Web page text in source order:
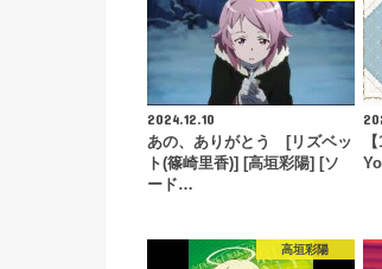
2024.12.10
あの、ありがとう [リズベッ
ト(篠崎里香)] [高垣彩陽] [ソ
ード…
高垣彩陽